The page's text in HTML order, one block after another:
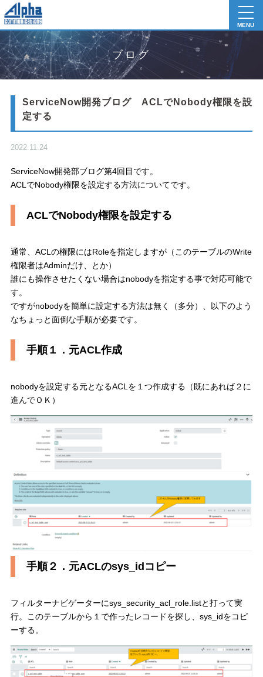
MENU
ブログ
ServiceNow開発ブログ ACLでNobody権限を設
定する
2022.11.24
ServiceNow開発部ブログ第4回目です。
ACLでNobody権限を設定する方法についてです。
ACLでNobody権限を設定する
通常、ACLの権限にはRoleを指定しますが（このテーブルのWrite
権限者はAdminだけ、とか）
誰にも操作させたくない場合はnobodyを指定する事で対応可能で
す。
ですがnobodyを簡単に設定する方法は無く（多分）、以下のよう
なちょっと面倒な手順が必要です。
手順１．元ACL作成
nobodyを設定する元となるACLを１つ作成する（既にあれば２に
進んでＯＫ）
手順２．元ACLのsys_idコピー
フィルターナビゲーターにsys_security_acl_role.listと打って実
行。このテーブルから１で作ったレコードを探し、sys_idをコピ
ーする。